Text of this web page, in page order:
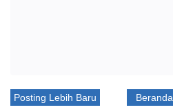
Posting Lebih Baru Beranda